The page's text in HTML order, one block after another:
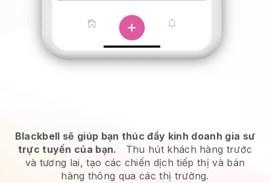
Blackbell sẽ giúp bạn thúc đẩy kinh doanh gia sư
trực tuyến của bạn.
Thu hút khách hàng trước
và tương lai, tạo các chiến dịch tiếp thị và bán
hàng thông qua các thị trường.